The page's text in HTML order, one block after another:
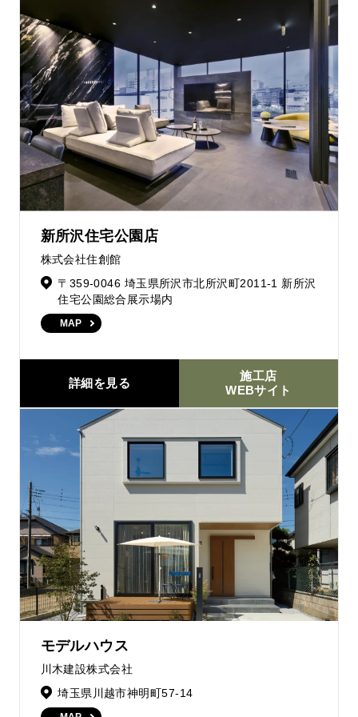
新所沢住宅公園店
株式会社住創館
〒359-0046 埼玉県所沢市北所沢町2011-1 新所沢
住宅公園総合展示場内
MAP
詳細を見る
施工店
WEBサイト
モデルハウス
川木建設株式会社
埼玉県川越市神明町57-14